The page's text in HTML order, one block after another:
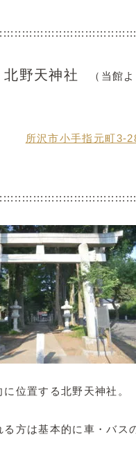
北野天神社 （当館
所沢市小手指元町3-
位置する北野天神社。
る方は基本的に車・バス